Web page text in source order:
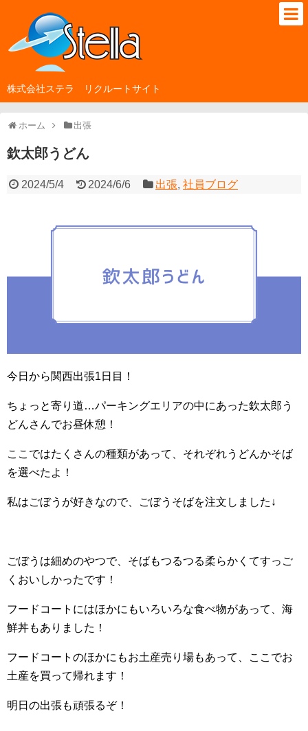
株式会社ステラ リクルートサイト
ホーム 出張
欽太郎うどん
2024/5/4 2024/6/6 出張,社員ブログ
今日から関西出張1日目！
ちょっと寄り道…パーキングエリアの中にあった欽太郎う
どんさんでお昼休憩！
ここではたくさんの種類があって、それぞれうどんかそば
を選べたよ！
私はごぼうが好きなので、ごぼうそばを注文しました↓
ごぼうは細めのやつで、そばもつるつる柔らかくてすっご
くおいしかったです！
フードコートにはほかにもいろいろな食べ物があって、海
鮮丼もありました！
フードコートのほかにもお土産売り場もあって、ここでお
土産を買って帰れます！
明日の出張も頑張るぞ！